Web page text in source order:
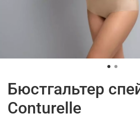
Бюстгальтер
Conturelle